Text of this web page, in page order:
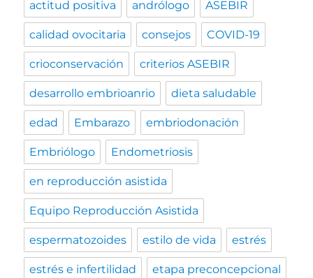
actitud positiva andrólogo ASEBIR
calidad ovocitaria consejos COVID-19
crioconservación criterios ASEBIR
desarrollo embrioanrio dieta saludable
edad Embarazo embriodonación
Embriólogo Endometriosis
en reproducción asistida
Equipo Reproducción Asistida
espermatozoides estilo de vida estrés
estrés e infertilidad etapa preconcepcional